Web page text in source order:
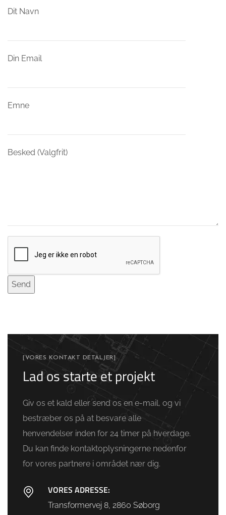
Dit Navn
Din Email
Emne
Besked (Valgfrit)
[VORES KONTAKT DETALJER]
Lad os starte et projekt
Giv os et kald eller send os en e-mail, og vi
bestræber os på at besvare alle
henvendelser inden for 24 timer på hverdage.
Du kan finde kontaktoplysningerne nedenfor
for vores partnere i området nær dig.
VORES ADRESSE:
Transformervej 8, 2860 Søborg